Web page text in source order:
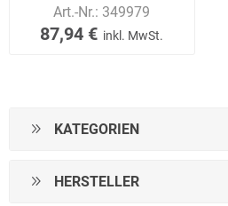
Art.-Nr.: 349979
87,94 € inkl. MwSt.
KATEGORIEN
HERSTELLER